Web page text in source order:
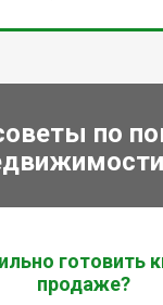
по
готовить
продаже?